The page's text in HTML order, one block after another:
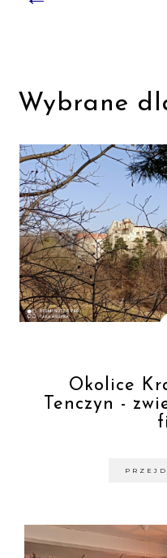
Wybrane
Okolice
Tenczyn -